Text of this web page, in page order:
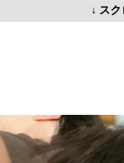
↓ ス